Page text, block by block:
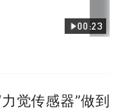
00:23
觉传感器”做到